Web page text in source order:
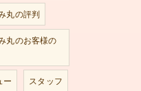
丸の評判
丸のお客様の
ー スタッフ